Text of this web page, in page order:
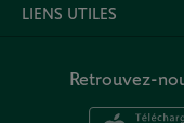
LIENS UTILES
Retrouvez-